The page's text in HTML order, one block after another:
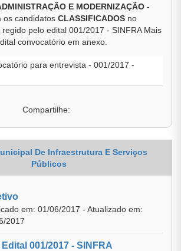
E MODERNIZAÇÃO -
os candidatos CLASSIFICADOS no
pelo edital 001/2017 - SINFRA Mais
convocatório em anexo.
para entrevista - 001/2017 -
Compartilhe:
De Infraestrutura E Serviços
Públicos
em: 01/06/2017 - Atualizado em:
2017
001/2017 - SINFRA